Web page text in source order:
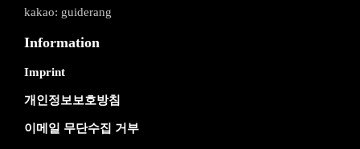
kakao: guiderang
Information
Imprint
개인정보보호방침
이메일 무단수집 거부